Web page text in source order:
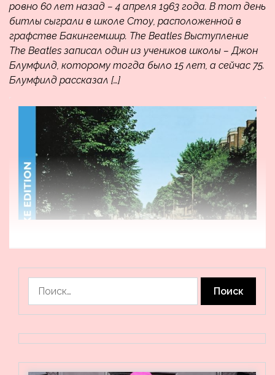
ровно 60 лет назад – 4 апреля 1963 года. В тот день
битлы сыграли в школе Стоу, расположенной в
графстве Бакингемшир. The Beatles Выступление
The Beatles записал один из учеников школы – Джон
Блумфилд, которому тогда было 15 лет, а сейчас 75.
Блумфилд рассказал […]